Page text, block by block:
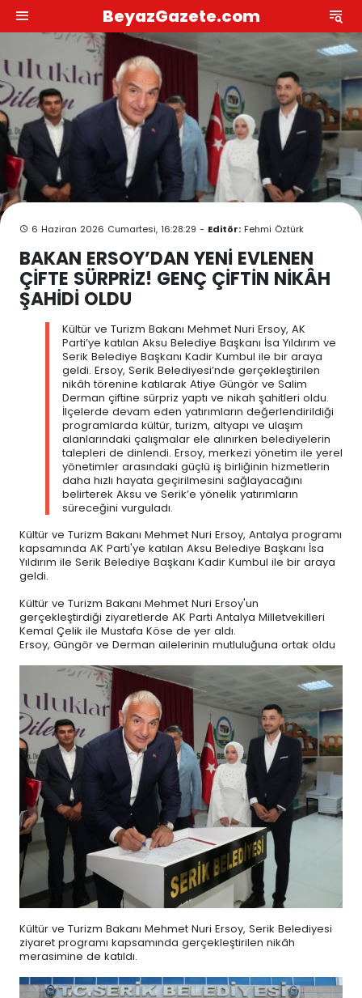
BeyazGazete.com
6 Haziran 2026 Cumartesi, 16:28:29 - Editör: Fehmi Öztürk
BAKAN ERSOY’DAN YENİ EVLENEN
ÇİFTE SÜRPRİZ! GENÇ ÇİFTİN NİKÂH
ŞAHİDİ OLDU
Kültür ve Turizm Bakanı Mehmet Nuri Ersoy, AK
Parti’ye katılan Aksu Belediye Başkanı İsa Yıldırım ve
Serik Belediye Başkanı Kadir Kumbul ile bir araya
geldi. Ersoy, Serik Belediyesi’nde gerçekleştirilen
nikâh törenine katılarak Atiye Güngör ve Salim
Derman çiftine sürpriz yaptı ve nikah şahitleri oldu.
İlçelerde devam eden yatırımların değerlendirildiği
programlarda kültür, turizm, altyapı ve ulaşım
alanlarındaki çalışmalar ele alınırken belediyelerin
talepleri de dinlendi. Ersoy, merkezi yönetim ile yerel
yönetimler arasındaki güçlü iş birliğinin hizmetlerin
daha hızlı hayata geçirilmesini sağlayacağını
belirterek Aksu ve Serik’e yönelik yatırımların
süreceğini vurguladı.
Kültür ve Turizm Bakanı Mehmet Nuri Ersoy, Antalya programı
kapsamında AK Parti'ye katılan Aksu Belediye Başkanı İsa
Yıldırım ile Serik Belediye Başkanı Kadir Kumbul ile bir araya
geldi.
Kültür ve Turizm Bakanı Mehmet Nuri Ersoy'un
gerçekleştirdiği ziyaretlerde AK Parti Antalya Milletvekilleri
Kemal Çelik ile Mustafa Köse de yer aldı.
Ersoy, Güngör ve Derman ailelerinin mutluluğuna ortak oldu
Kültür ve Turizm Bakanı Mehmet Nuri Ersoy, Serik Belediyesi
ziyaret programı kapsamında gerçekleştirilen nikâh
merasimine de katıldı.